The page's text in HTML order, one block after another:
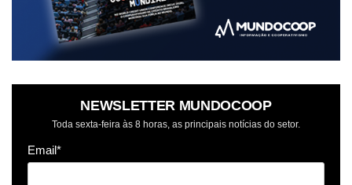
NEWSLETTER MUNDOCOOP
Toda sexta-feira às 8 horas, as principais notícias do setor.
Email*